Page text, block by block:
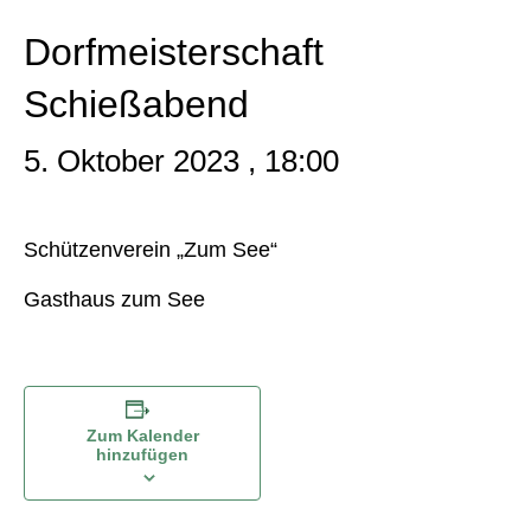
Dorfmeisterschaft
Schießabend
5. Oktober 2023 , 18:00
Schützenverein „Zum See“
Gasthaus zum See
Zum Kalender
hinzufügen